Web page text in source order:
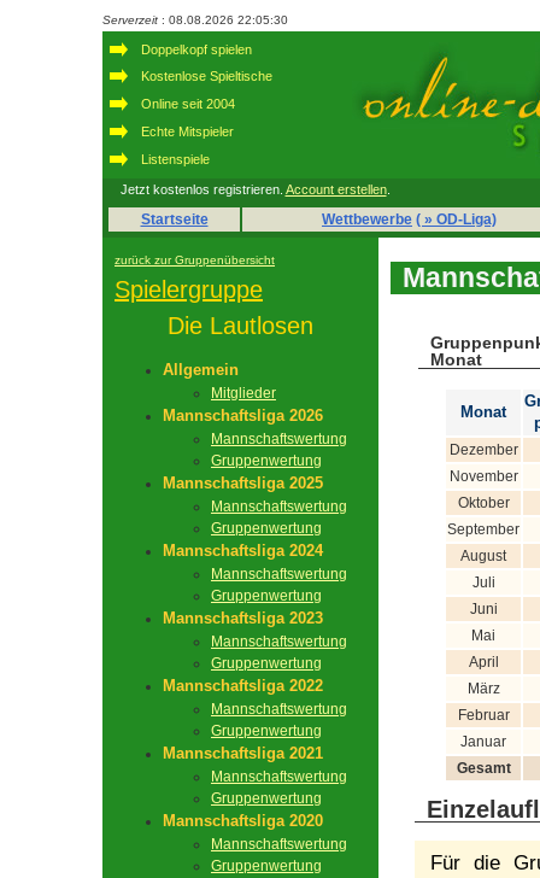
Serverzeit : 08.08.2026 22:05:30
Doppelkopf spielen
Kostenlose Spieltische
Online seit 2004
Echte Mitspieler
Listenspiele
Jetzt kostenlos registrieren. Account erstellen.
Startseite Wettbewerbe ( » OD-Liga)
zurück zur Gruppenübersicht
Spielergruppe
Die Lautlosen
Allgemein
Mitglieder
Mannschaftsliga 2026
Mannschaftswertung
Gruppenwertung
Mannschaftsliga 2025
Mannschaftswertung
Gruppenwertung
Mannschaftsliga 2024
Mannschaftswertung
Gruppenwertung
Mannschaftsliga 2023
Mannschaftswertung
Gruppenwertung
Mannschaftsliga 2022
Mannschaftswertung
Gruppenwertung
Mannschaftsliga 2021
Mannschaftswertung
Gruppenwertung
Mannschaftsliga 2020
Mannschaftswertung
Gruppenwertung
Monat
Monat
Dezember
November
Oktober
September
August
Juli
Juni
Mai
April
März
Februar
Januar
Gesamt
Für die